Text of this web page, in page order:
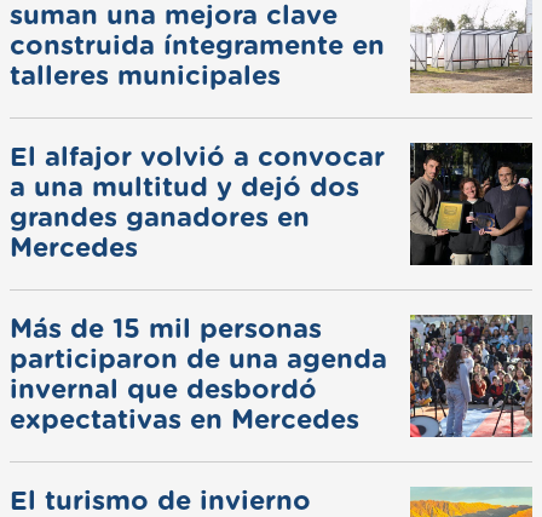
suman una mejora clave
construida íntegramente en
talleres municipales
El alfajor volvió a convocar
a una multitud y dejó dos
grandes ganadores en
Mercedes
Más de 15 mil personas
participaron de una agenda
invernal que desbordó
expectativas en Mercedes
El turismo de invierno